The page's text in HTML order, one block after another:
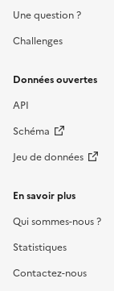
Une question ?
Challenges
Données ouvertes
API
Schéma
Jeu de données
En savoir plus
Qui sommes-nous ?
Statistiques
Contactez-nous